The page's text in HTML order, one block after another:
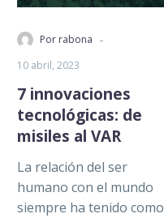
Por rabona -
10 abril, 2023
7 innovaciones
tecnológicas: de
misiles al VAR
La relación del ser
humano con el mundo
siempre ha tenido como